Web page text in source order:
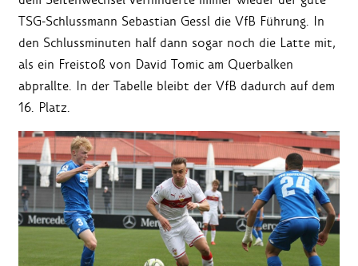
TSG-Schlussmann Sebastian Gessl die VfB Führung. In
den Schlussminuten half dann sogar noch die Latte mit,
als ein Freistoß von David Tomic am Querbalken
abprallte. In der Tabelle bleibt der VfB dadurch auf dem
16. Platz.